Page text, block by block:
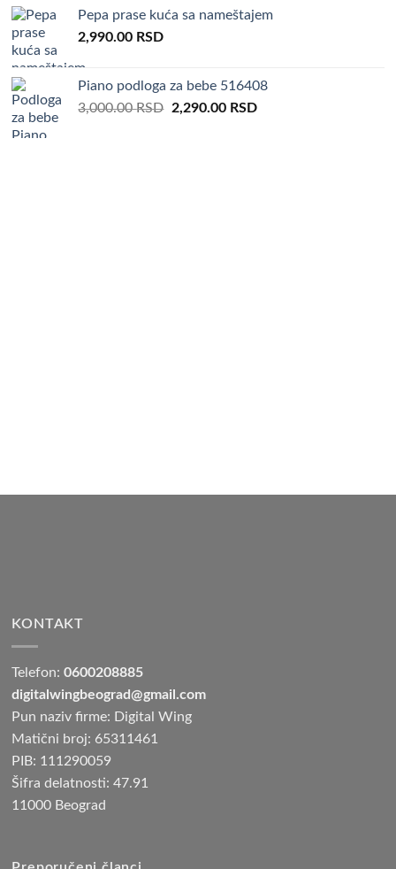
5,000.00 RSD.3,690.00 RSD.
Pepa prase kuća sa nameštajem
2,990.00 RSD
Piano podloga za bebe 516408
3,000.00RSD Original
2,290.00 RSDCurrent
KONTAKT
Telefon:0600208885
digitalwingbeograd@gmail.com
Pun naziv firme: Digital Wing
Matični broj: 65311461
PIB: 111290059
Šifra delatnosti: 47.91
11000 Beograd